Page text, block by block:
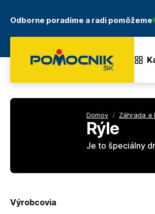
Odborne poradíme a radi pomôžeme
Domov / Záhrada a
Rýle
Je to špeciálny
Výrobcovia